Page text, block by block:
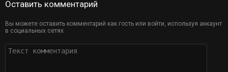
Оставить комментарий
Вы можете оставить комментарий как гость или войти, используя аккаунт
в социальных сетях